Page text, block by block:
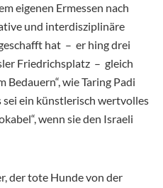
eigenen Ermessen nach
und interdisziplinäre
hat – er hing drei
Friedrichsplatz – gleich
wie Taring Padi
sei ein künstlerisch wertvolles
wenn sie den Israeli
der tote Hunde von der